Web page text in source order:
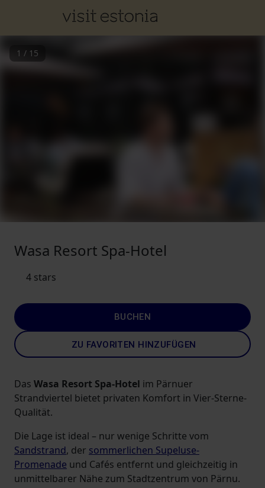
1 / 15
Wasa Resort Spa-Hotel
4 stars
BUCHEN
ZU FAVORITEN HINZUFÜGEN
Das Wasa Resort Spa-Hotel im Pärnuer
Strandviertel bietet privaten Komfort in Vier-Sterne-
Qualität.
Die Lage ist ideal – nur wenige Schritte vom
Sandstrand, der sommerlichen Supeluse-
Promenade und Cafés entfernt und gleichzeitig in
unmittelbarer Nähe zum Stadtzentrum von Pärnu.